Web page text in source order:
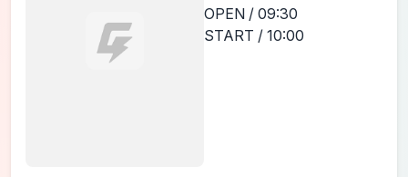
OPEN / 09:30
START / 10:00